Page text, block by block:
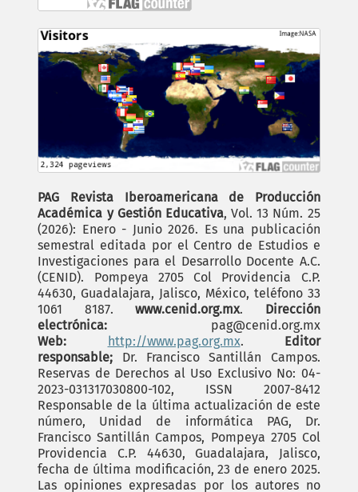
PAG Revista Iberoamericana de Producción
Académica y Gestión Educativa, Vol. 13 Núm. 25
(2026): Enero - Junio 2026. Es una publicación
semestral editada por el Centro de Estudios e
Investigaciones para el Desarrollo Docente A.C.
(CENID). Pompeya 2705 Col Providencia C.P.
44630, Guadalajara, Jalisco, México, teléfono 33
1061 8187.www.cenid.org.mx. Dirección
electrónica: pag@cenid.org.mx
Web:
http://www.pag.org.mx.
Editor
responsable; Dr. Francisco Santillán Campos.
Reservas de Derechos al Uso Exclusivo No: 04-
2023-031317030800-102, ISSN 2007-8412
Responsable de la última actualización de este
número, Unidad de informática PAG, Dr.
Francisco Santillán Campos, Pompeya 2705 Col
Providencia C.P. 44630, Guadalajara, Jalisco,
fecha de última modificación, 23 de enero 2025.
Las opiniones expresadas por los autores no